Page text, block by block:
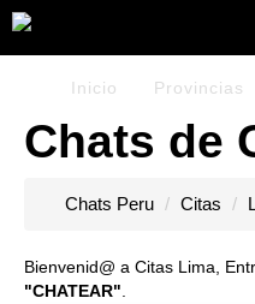
Inicio Provincias
Chats de
Chats Peru Citas
Bienvenid@ a Citas Lima,
"CHATEAR"